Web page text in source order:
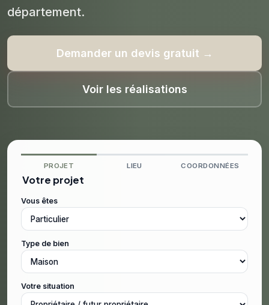
département.
Demander un devis gratuit →
Voir les réalisations
PROJET LIEU COORDONNÉES
Votre projet
Vous êtes
Type de bien
Votre situation